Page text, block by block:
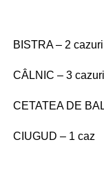
BISTRA – 2 cazuri
CÂLNIC – 3 cazuri
CETATEA DE
CIUGUD – 1 caz